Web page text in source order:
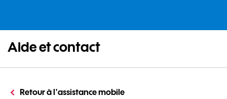
Aide et contact
Retour à l'assistance mobile